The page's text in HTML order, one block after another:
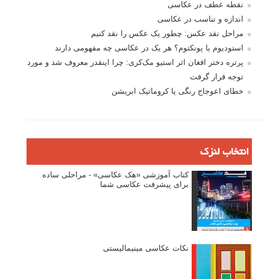
نقطه عطف در عکاسی
اندازه و تناسب در عکاسی
مراحل نقد عکس: چطور یک عکس را نقد کنیم
استودیوم یا پونکتوم؟ هر یک در عکاسی چه مفهومی دارند
پرتره دختر افغان اثر استیو مک‌کری: چرا اینقدر معروف شد و مورد
توجه قرار گرفت
خطای اعوجاج رنگی یا کروماتیک ابریشن
انتخاب لنزک
کتاب آموزشی «هک عکاسی» - مراحلی ساده
برای پیشرفت عکاسی شما
نکات عکاسی مینیمالیستی